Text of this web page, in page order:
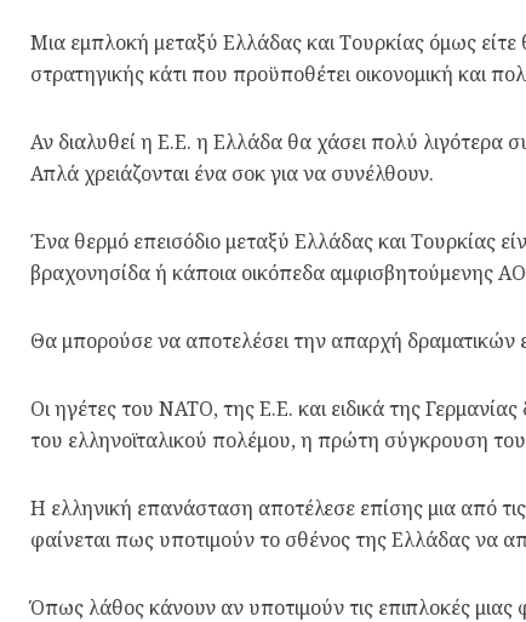
Μια εμπλοκή μεταξύ Ελλάδας και Τουρκίας όμως
στρατηγικής κάτι που προϋποθέτει οικονομική και
Αν διαλυθεί η Ε.Ε. η Ελλάδα θα χάσει πολύ λιγότερα
Απλά χρειάζονται ένα σοκ για να συνέλθουν.
Ένα θερμό επεισόδιο μεταξύ Ελλάδας και Τουρκίας
βραχονησίδα ή κάποια οικόπεδα αμφισβητούμενης
Θα μπορούσε να αποτελέσει την απαρχή δραματικών
Οι ηγέτες του ΝΑΤΟ, της Ε.Ε. και ειδικά της
του ελληνοϊταλικού πολέμου, η πρώτη σύγκρουση
Η ελληνική επανάσταση αποτέλεσε επίσης μια από
φαίνεται πως υποτιμούν το σθένος της Ελλάδας να
Όπως λάθος κάνουν αν υποτιμούν τις επιπλοκές μιας